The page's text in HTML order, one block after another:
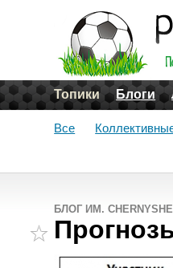
Топики Блоги
Все
БЛОГ ИМ.